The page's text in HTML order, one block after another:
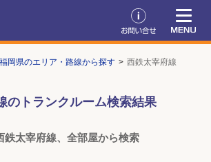
福岡県のエリア・路線から探す 西鉄太宰府線
のトランクルーム検索結果
鉄太宰府線、全部屋から検索